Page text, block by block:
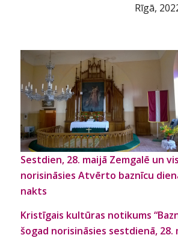
Rīgā,
Sestdien, 28. maijā Zemgalē un
norisināsies Atvērto baznīcu
nakts
Kristīgais kultūras notikums
šogad norisināsies sestdienā, 28.